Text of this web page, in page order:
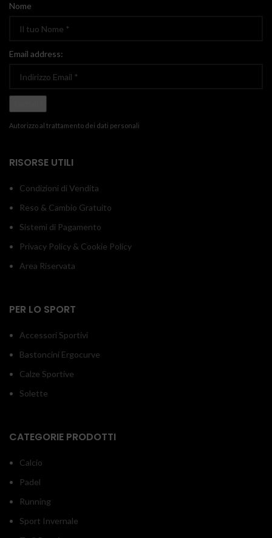
Nome
Email address:
Autorizzo al trattamento dei dati personali
RISORSE UTILI
Condizioni di Vendita
Reso & Cambio Gratuito
Sistemi di Pagamento
Privacy Policy & Cookie Policy
Area Riservata
PER LO SPORT
Accessori Sportivi
Bastoncini Ergocurve
Calze Sportive
Solette
CATEGORIE PRODOTTI
Calcio
Padel
Running
Sport Invernale